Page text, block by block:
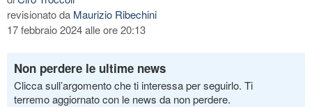
revisionato da Maurizio Ribechini
17 febbraio 2024 alle ore 20:13
Non perdere le ultime news
Clicca sull’argomento che ti interessa per seguirlo. Ti
terremo aggiornato con le news da non perdere.